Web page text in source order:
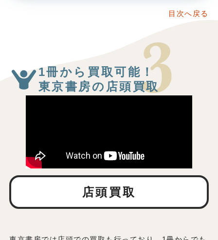
目次へ戻る
1冊から買取可能！
東京書房の店頭買取
店頭買取